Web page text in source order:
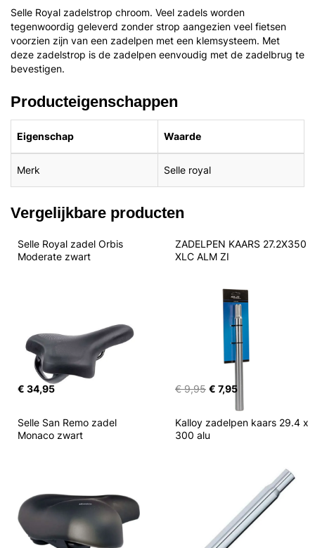
Selle Royal zadelstrop chroom. Veel zadels worden
tegenwoordig geleverd zonder strop aangezien veel fietsen
voorzien zijn van een zadelpen met een klemsysteem. Met
deze zadelstrop is de zadelpen eenvoudig met de zadelbrug te
bevestigen.
Producteigenschappen
Eigenschap Waarde
Merk Selle royal
Vergelijkbare producten
Selle Royal zadel Orbis
Moderate zwart
€ 34,95
ZADELPEN KAARS 27.2X350
XLC ALM ZI
€ 9,95 € 7,95
Selle San Remo zadel
Monaco zwart
Kalloy zadelpen kaars 29.4 x
300 alu